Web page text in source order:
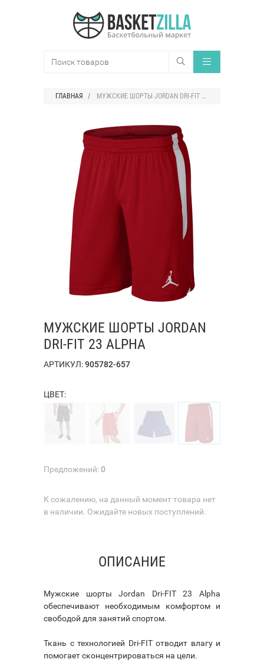
ГЛАВНАЯ МУЖСКИЕ ШОРТЫ JORDAN DRI-FIT 23 ALPHA
МУЖСКИЕ ШОРТЫ JORDAN
DRI-FIT 23 ALPHA
АРТИКУЛ:905782-657
ЦВЕТ:
Предложений:0
К сожалению, на данный момент товара нет
в наличии. Ожидайте новых поступлений.
ОПИСАНИЕ
Мужские шорты Jordan Dri-FIT 23 Alpha
обеспечивают необходимым комфортом и
свободой для занятий спортом.
Ткань с технологией Dri-FIT отводит влагу и
помогает сконцентрироваться на цели.